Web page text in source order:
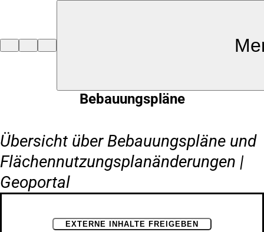
Bebauungspläne
Übersicht über Bebauungspläne und
Flächennutzungsplanänderungen |
Geoportal
EXTERNE INHALTE FREIGEBEN